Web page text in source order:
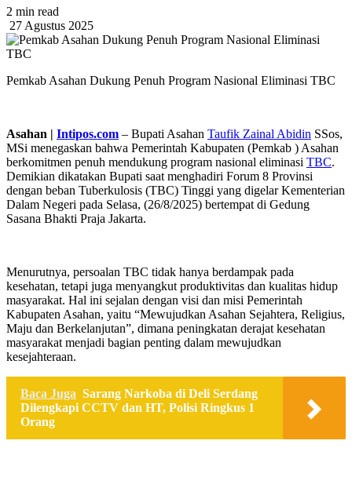
2 min read
27 Agustus 2025
Pemkab Asahan Dukung Penuh Program Nasional Eliminasi TBC
Asahan | Intipos.com – Bupati Asahan Taufik Zainal Abidin SSos,
MSi menegaskan bahwa Pemerintah Kabupaten (Pemkab ) Asahan
berkomitmen penuh mendukung program nasional eliminasi TBC.
Demikian dikatakan Bupati saat menghadiri Forum 8 Provinsi
dengan beban Tuberkulosis (TBC) Tinggi yang digelar Kementerian
Dalam Negeri pada Selasa, (26/8/2025) bertempat di Gedung
Sasana Bhakti Praja Jakarta.
Menurutnya, persoalan TBC tidak hanya berdampak pada
kesehatan, tetapi juga menyangkut produktivitas dan kualitas hidup
masyarakat. Hal ini sejalan dengan visi dan misi Pemerintah
Kabupaten Asahan, yaitu “Mewujudkan Asahan Sejahtera, Religius,
Maju dan Berkelanjutan”, dimana peningkatan derajat kesehatan
masyarakat menjadi bagian penting dalam mewujudkan
kesejahteraan.
Baca Juga Sarang Narkoba di Deli Serdang
Dilengkapi CCTV dan HT, Polisi Ringkus 1
Orang